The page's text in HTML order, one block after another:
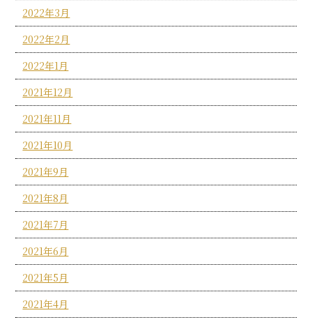
2022年3月
2022年2月
2022年1月
2021年12月
2021年11月
2021年10月
2021年9月
2021年8月
2021年7月
2021年6月
2021年5月
2021年4月